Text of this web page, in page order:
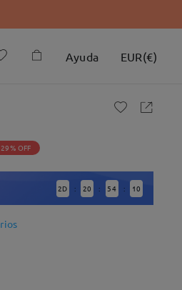
Ayuda EUR(€)
29% OFF
2D : 20 : 54 : 8